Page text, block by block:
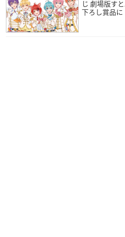
じ 劇場版す
下ろし賞品に